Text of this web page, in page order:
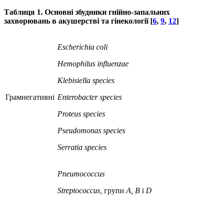
Таблиця 1. Основні збудники гнійно-запальних
захворювань в акушерстві та гінекології [6, 9, 12]
Грамнегативні
Escherichia coli
Hemophilus influenzae
Klebisiella species
Enterobacter species
Proteus species
Pseudomonas species
Serratia species
Pneumococcus
Streptococcus, групи A, B і D